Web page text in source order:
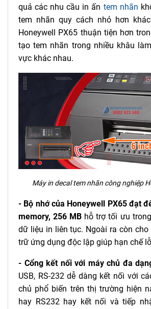
quả các nhu cầu in ấn tem nhãn
tem nhãn quy cách nhỏ hơn
Honeywell PX65 thuận tiện hơn
tạo tem nhãn trong nhiều khâu
vực khác nhau.
Máy in decal tem nhãn công nghiệp
- Bộ nhớ của Honeywell PX65 đạt
memory, 256 MB hỗ trợ tối ưu
dữ liệu in liên tục. Ngoài ra còn
trữ ứng dụng độc lập giúp hạn chế
- Cổng kết nối với máy chủ đa
USB, RS-232 dễ dàng kết nối với
chủ phổ biến trên thị trường hiện
hay RS232 hay kết nối và tiếp